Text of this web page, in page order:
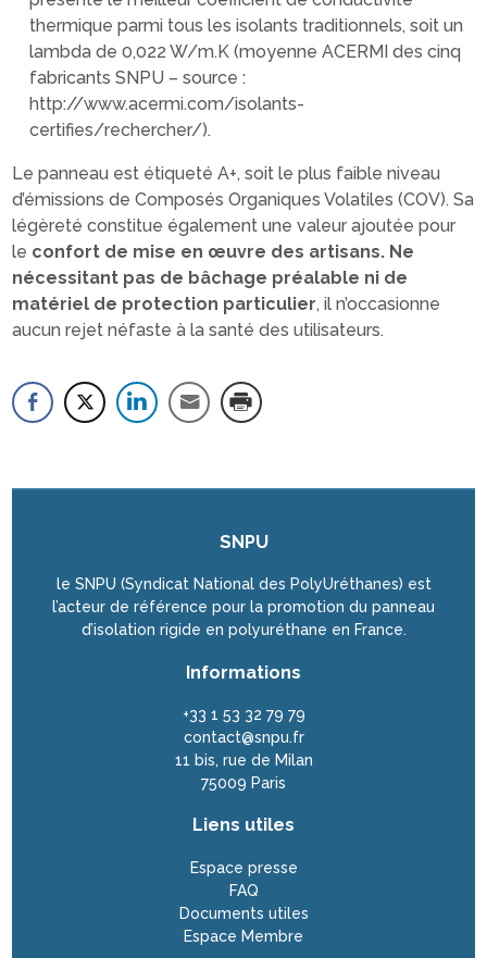
thermique parmi tous les isolants traditionnels, soit un
lambda de 0,022 W/m.K (moyenne ACERMI des cinq
fabricants SNPU – source :
http://www.acermi.com/isolants-
certifies/rechercher/).
Le panneau est étiqueté A+, soit le plus faible niveau
d’émissions de Composés Organiques Volatiles (COV). Sa
légèreté constitue également une valeur ajoutée pour
le confort de mise en œuvre des artisans. Ne
nécessitant pas de bâchage préalable ni de
matériel de protection particulier, il n’occasionne
aucun rejet néfaste à la santé des utilisateurs.
SNPU
le SNPU (Syndicat National des PolyUréthanes) est
l’acteur de référence pour la promotion du panneau
d’isolation rigide en polyuréthane en France.
Informations
+33 1 53 32 79 79
contact@snpu.fr
11 bis, rue de Milan
75009 Paris
Liens utiles
Espace presse
FAQ
Documents utiles
Espace Membre